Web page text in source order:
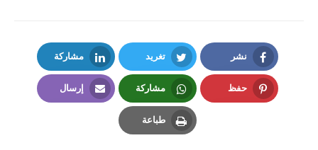
نشر
Facebook
تغريد
Twitter
مشاركة
LinkedIn
حفظ مشاركة
Whatsapp
إرسال
طباعة